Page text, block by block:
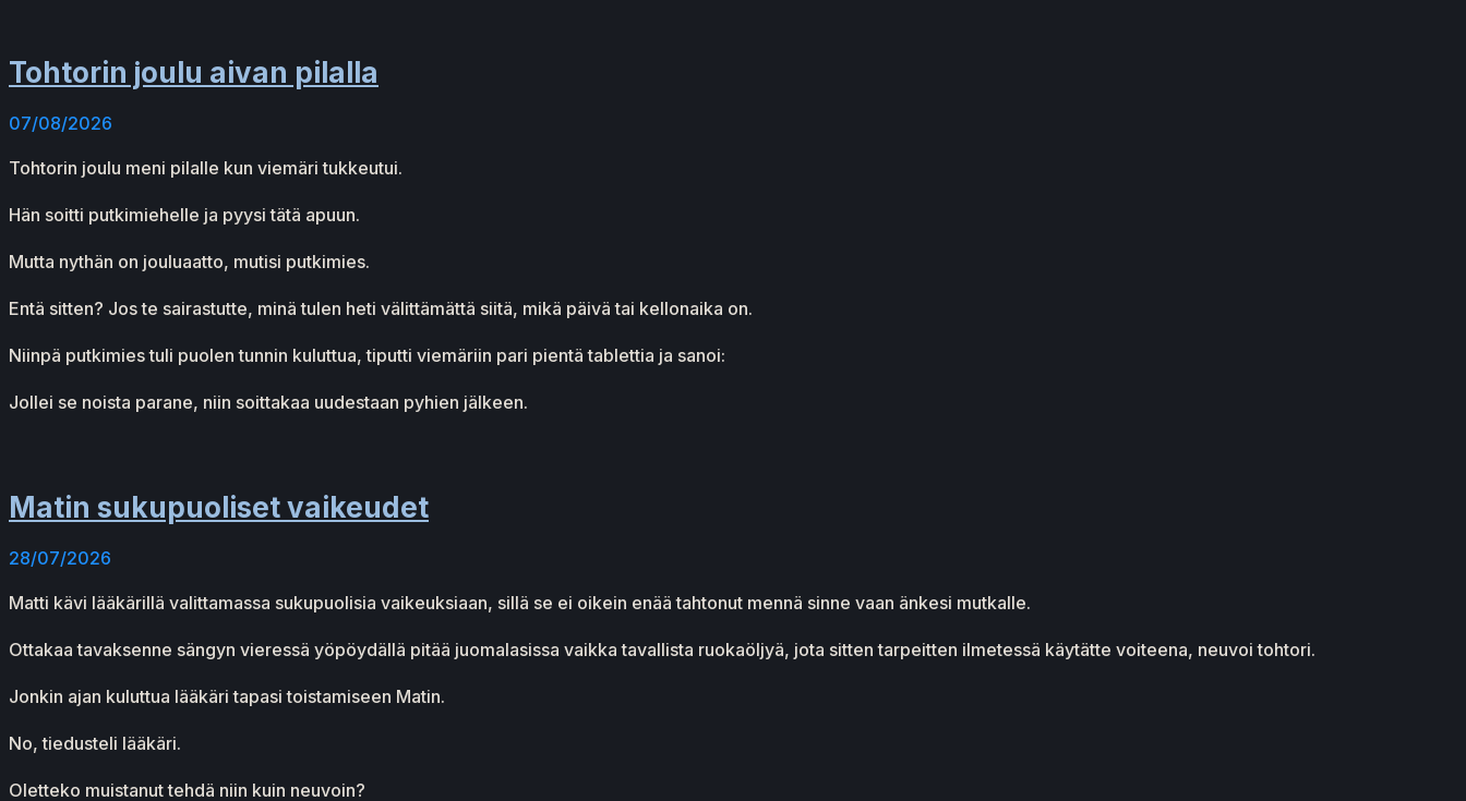
Tohtorin joulu aivan pilalla
07/08/2026
Tohtorin joulu meni pilalle kun viemäri tukkeutui.
Hän soitti putkimiehelle ja pyysi tätä apuun.
Mutta nythän on jouluaatto, mutisi putkimies.
Entä sitten? Jos te sairastutte, minä tulen heti välittämättä siitä, mikä päivä tai kellonaika on.
Niinpä putkimies tuli puolen tunnin kuluttua, tiputti viemäriin pari pientä tablettia ja sanoi:
Jollei se noista parane, niin soittakaa uudestaan pyhien jälkeen.
Matin sukupuoliset vaikeudet
28/07/2026
Matti kävi lääkärillä valittamassa sukupuolisia vaikeuksiaan, sillä se ei oikein enää tahtonut mennä sinne vaan änkesi mutkalle.
Ottakaa tavaksenne sängyn vieressä yöpöydällä pitää juomalasissa vaikka tavallista ruokaöljyä, jota sitten tarpeitten ilmetessä käytätte voiteena, neuvoi tohtori.
Jonkin ajan kuluttua lääkäri tapasi toistamiseen Matin.
No, tiedusteli lääkäri.
Oletteko muistanut tehdä niin kuin neuvoin?